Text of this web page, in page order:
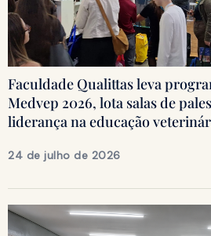
Faculdade Qualittas leva
Medvep 2026, lota salas de
liderança na educação
24 de julho de 2026